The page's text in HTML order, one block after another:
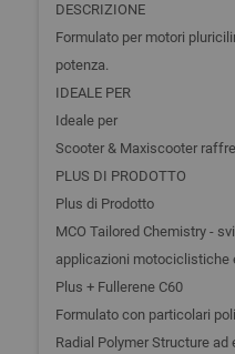
DESCRIZIONE
Formulato per motori
potenza.
IDEALE PER
Ideale per
Scooter & Maxiscooter
PLUS DI PRODOTTO
Plus di Prodotto
MCO Tailored Chemistry -
applicazioni motociclistiche
Plus + Fullerene C60
Formulato con particolari
Radial Polymer Structure ad